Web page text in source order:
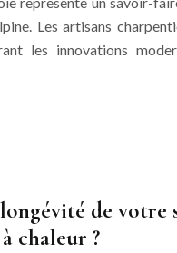
Les artisans
les innovations
de votre
chaleur ?